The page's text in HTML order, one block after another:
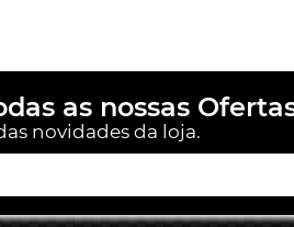
as nossas
novidades da loja.